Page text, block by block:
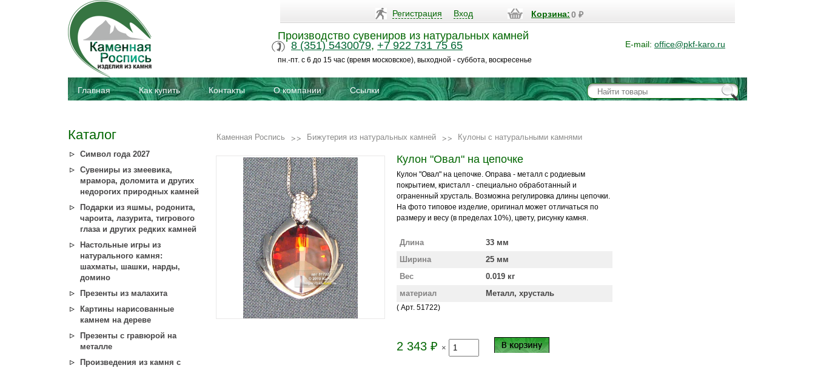
Регистрация Вход Корзина:0 ₽
Производство сувениров из натуральных камней
8 (351) 5430079, +7 922 731 75 65
пн.-пт. с 6 до 15 час (время московское), выходной - суббота, воскресенье
E-mail: office@pkf-karo.ru
Главная Как купить Контакты О компании Ссылки
Каталог
Символ года 2027
Сувениры из змеевика,
мрамора, доломита и других
недорогих природных камней
Подарки из яшмы, родонита,
чароита, лазурита, тигрового
глаза и других редких камней
Настольные игры из
натурального камня:
шахматы, шашки, нарды,
домино
Презенты из малахита
Картины нарисованные
камнем на дереве
Презенты с гравюрой на
металле
Произведения из камня с
Каменная Роспись Бижутерия из натуральных камней Кулоны с натуральными камнями
Кулон "Овал" на цепочке
Кулон "Овал" на цепочке. Оправа - металл с родиевым
покрытием, кристалл - специально обработанный и
ограненный хрусталь. Возможна регулировка длины цепочки.
На фото типовое изделие, оригинал может отличаться по
размеру и весу (в пределах 10%), цвету, рисунку камня.
Длина
33 мм
Ширина
25 мм
Вес
0.019 кг
материал
Металл, хрусталь
( Арт. 51722)
2 343 ₽ ×